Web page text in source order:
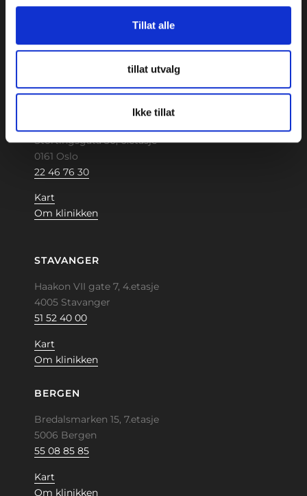
Tillat alle
tillat utvalg
Ikke tillat
Beddingen 8, 4. etasje
Stortingsgata 30, 6.etasje
0161 Oslo
22 46 76 30
Kart
Om klinikken
STAVANGER
Haakon VII gate 7, 4.etasje
4005 Stavanger
51 52 40 00
Kart
Om klinikken
BERGEN
Bredalsmarken 15, 7.etasje
5006 Bergen
55 08 85 85
Kart
Om klinikken